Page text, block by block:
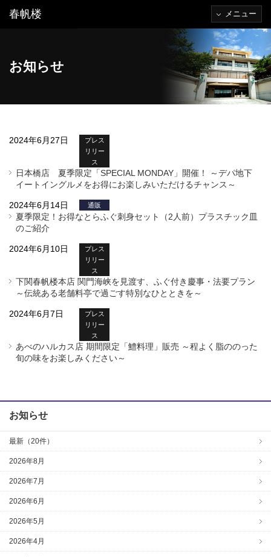
春帆楼 メニュー
お知らせ
2024年6月27日
プレス
リリー
ス
日本橋店 夏季限定「SPECIAL MONDAY」開催！ ～デパ地下
イートイングルメをお得にお楽しみいただけるチャンス～
2024年6月14日 通販
夏季限定！お得なとらふぐ刺身セット（2人前）プラスチック皿
のご紹介
2024年6月10日
プレス
リリー
ス
下関春帆楼本店 関門海峡を見渡す、ふぐ付き慶事・法要プラン
～伝統ある老舗料亭で過ごす特別なひとときを～
2024年6月7日
プレス
リリー
ス
あべのハルカス店 期間限定「鱧料理」販売 ～程よく脂ののった
旬の味をお楽しみください～
お知らせ
最新（20件）
2026年8月
2026年7月
2026年6月
2026年5月
2026年4月